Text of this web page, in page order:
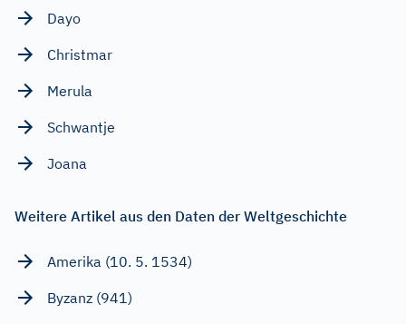
Dayo
Christmar
Merula
Schwantje
Joana
Weitere Artikel aus den Daten der Weltgeschichte
Amerika (10. 5. 1534)
Byzanz (941)